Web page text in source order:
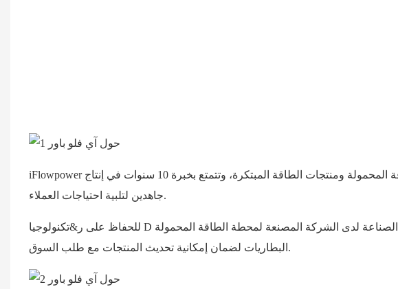
iFlowpower هي شركة مصنعة لمحطات الطاقة المحمولة ومنتجات الطاقة المبتكرة، وتتمتع بخبرة 10 سنوات في إنتاج OEM/ODM. سنعمل
جاهدين لتلبية احتياجات العملاء.
للحفاظ على ر&تكنولوجيا D في طليعة الصناعة لدى الشركة المصنعة لمحطة الطاقة المحمولة IFlowPower فريق من خبراء ومهندسي
البطاريات لضمان إمكانية تحديث المنتجات مع طلب السوق.